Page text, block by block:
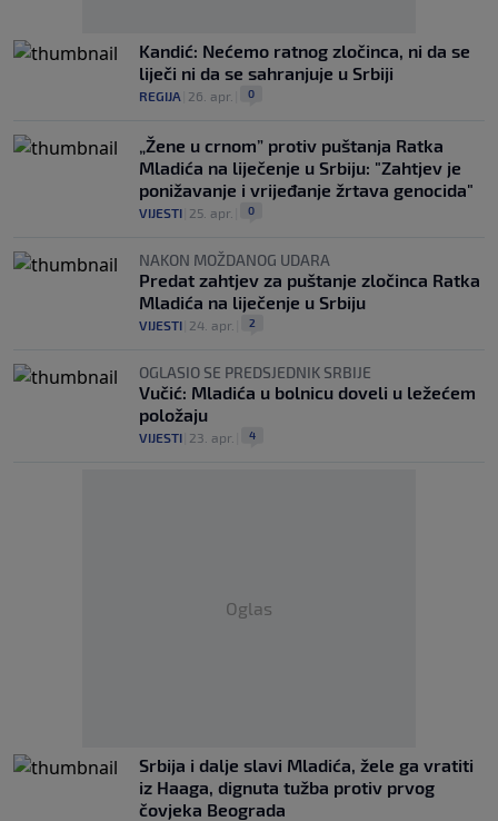
Kandić: Nećemo ratnog zločinca, ni da se
liječi ni da se sahranjuje u Srbiji
REGIJA 26. apr. 0
„Žene u crnom” protiv puštanja Ratka
Mladića na liječenje u Srbiju: "Zahtjev je
ponižavanje i vrijeđanje žrtava genocida"
VIJESTI 25. apr. 0
NAKON MOŽDANOG UDARA
Predat zahtjev za puštanje zločinca Ratka
Mladića na liječenje u Srbiju
VIJESTI 24. apr. 2
OGLASIO SE PREDSJEDNIK SRBIJE
Vučić: Mladića u bolnicu doveli u ležećem
položaju
VIJESTI 23. apr. 4
Oglas
Srbija i dalje slavi Mladića, žele ga vratiti
iz Haaga, dignuta tužba protiv prvog
čovjeka Beograda